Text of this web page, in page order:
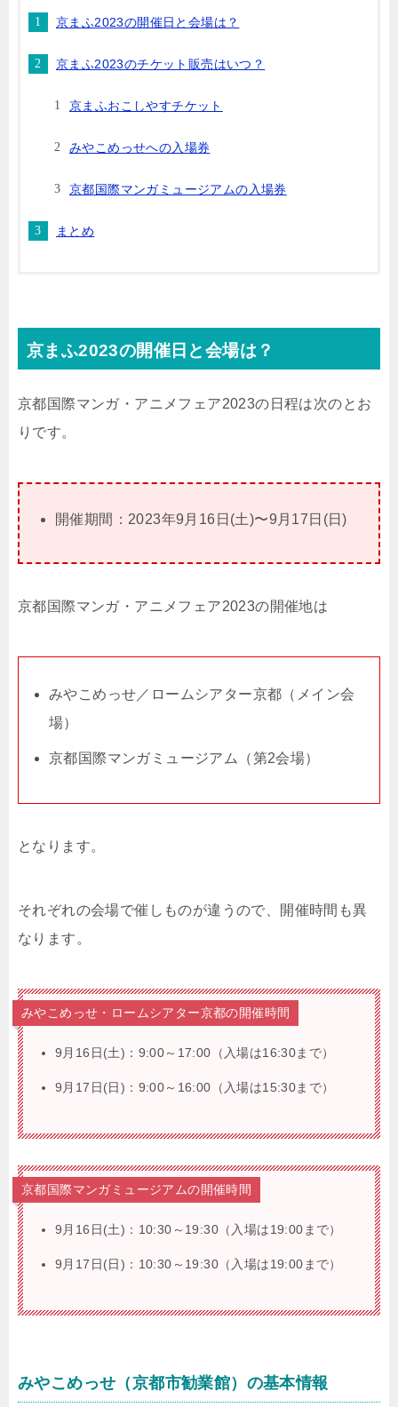
京まふ2023の開催日と会場は？
京まふ2023のチケット販売はいつ？
京まふおこしやすチケット
みやこめっせへの入場券
京都国際マンガミュージアムの入場券
まとめ
京まふ2023の開催日と会場は？
京都国際マンガ・アニメフェア2023の日程は次のとお
りです。
開催期間：2023年9月16日(土)〜9月17日(日)
京都国際マンガ・アニメフェア2023の開催地は
みやこめっせ／ロームシアター京都（メイン会
場）
京都国際マンガミュージアム（第2会場）
となります。
それぞれの会場で催しものが違うので、開催時間も異
なります。
みやこめっせ・ロームシアター京都の開催時間
9月16日(土)：9:00～17:00（入場は16:30まで）
9月17日(日)：9:00～16:00（入場は15:30まで）
京都国際マンガミュージアムの開催時間
9月16日(土)：10:30～19:30（入場は19:00まで）
9月17日(日)：10:30～19:30（入場は19:00まで）
みやこめっせ（京都市勧業館）の基本情報